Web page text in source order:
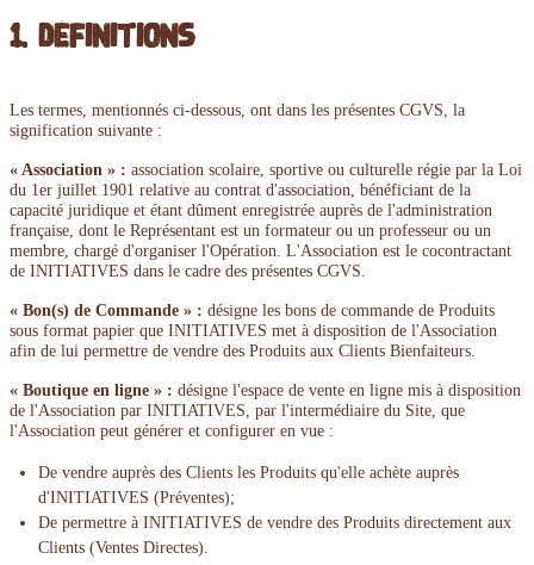
1. Définitions
Les termes, mentionnés ci-dessous, ont dans les présentes CGVS, la
signification suivante :
« Association » : association scolaire, sportive ou culturelle régie par la Loi
du 1er juillet 1901 relative au contrat d'association, bénéficiant de la
capacité juridique et étant dûment enregistrée auprès de l'administration
française, dont le Représentant est un formateur ou un professeur ou un
membre, chargé d'organiser l'Opération. L'Association est le cocontractant
de INITIATIVES dans le cadre des présentes CGVS.
« Bon(s) de Commande » : désigne les bons de commande de Produits
sous format papier que INITIATIVES met à disposition de l'Association
afin de lui permettre de vendre des Produits aux Clients Bienfaiteurs.
« Boutique en ligne » : désigne l'espace de vente en ligne mis à disposition
de l'Association par INITIATIVES, par l'intermédiaire du Site, que
l'Association peut générer et configurer en vue :
De vendre auprès des Clients les Produits qu'elle achète auprès
d'INITIATIVES (Préventes);
De permettre à INITIATIVES de vendre des Produits directement aux
Clients (Ventes Directes).